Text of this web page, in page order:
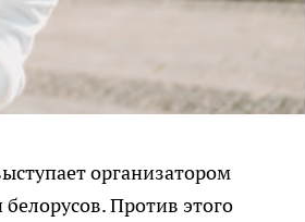
организатором
Против этого